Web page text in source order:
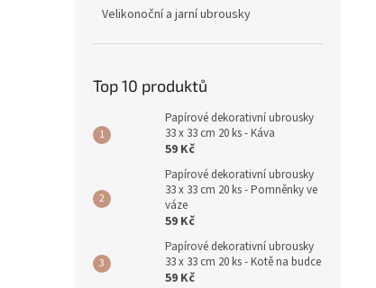
Velikonoční a jarní ubrousky
Top 10 produktů
Papírové dekorativní ubrousky
33 x 33 cm 20 ks - Káva
59 Kč
Papírové dekorativní ubrousky
33 x 33 cm 20 ks - Pomněnky ve
váze
59 Kč
Papírové dekorativní ubrousky
33 x 33 cm 20 ks - Kotě na budce
59 Kč